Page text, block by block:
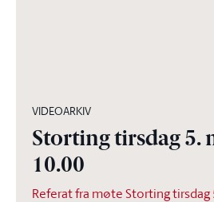
VIDEOARKIV
Storting tirsdag 5.
10.00
Referat fra møte Storting tirsdag